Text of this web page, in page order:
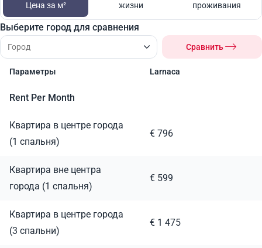
Цена за м²
жизни
проживания
Выберите город для сравнения
Сравнить
Параметры Larnaca
Rent Per Month
Квартира в центре города
(1 спальня)
€ 796
Квартира вне центра
города (1 спальня)
€ 599
Квартира в центре города
(3 спальни)
€ 1 475